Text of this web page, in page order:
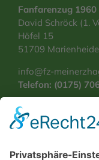
Fanfarenzug 1960
David Schröck (1.
Höfel 15
51709 Marienheide
info@fz-
Telefon: (0175)